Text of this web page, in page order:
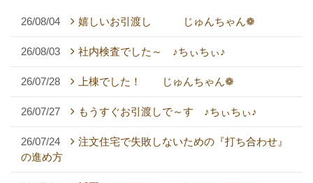
26/08/04 嬉しいお引渡し じゅんちゃん❁
26/08/03 社内検査でした～ ♪ちぃちぃ♪
26/07/28 上棟でした！ じゅんちゃん❁
26/07/27 もうすぐお引渡しで～す ♪ちぃちぃ♪
26/07/24
注文住宅で失敗しないための『打ち合わせ』
の進め方